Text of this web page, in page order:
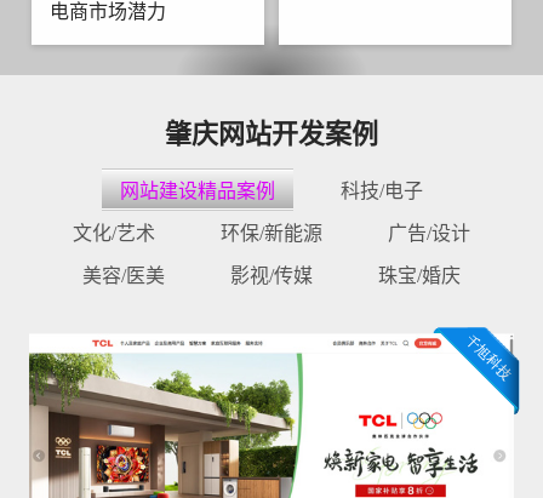
电商市场潜力
肇庆网站开发案例
网站建设精品案例 科技/电子
文化/艺术 环保/新能源 广告/设计
美容/医美 影视/传媒 珠宝/婚庆